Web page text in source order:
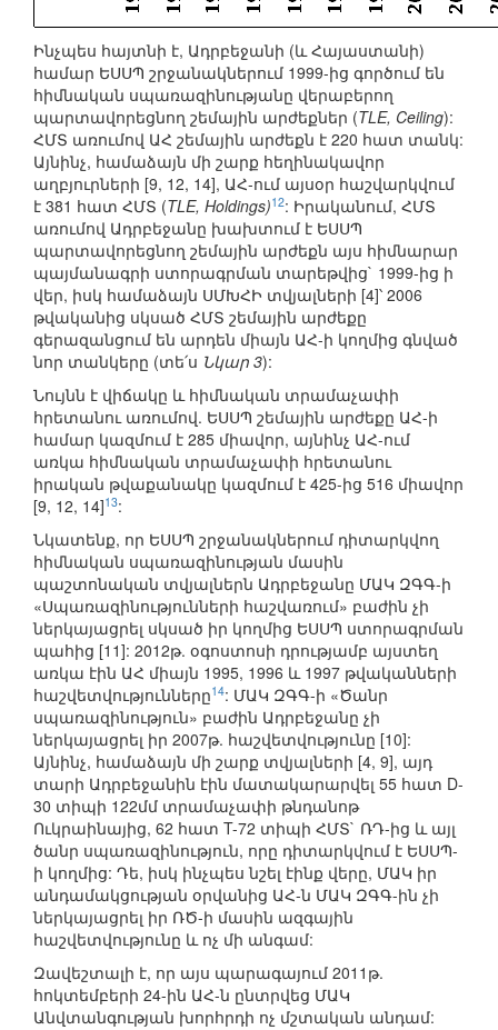
Ինչպես հայտնի է, Ադրբեջանի (և Հայաստանի)
համար ԵՍՍՊ շրջանակներում 1999-ից գործում են
հիմնական սպառազինությանը վերաբերող
պարտավորեցնող շեմային արժեքներ (TLE, Ceiling):
ՀՄՏ առումով ԱՀ շեմային արժեքն է 220 հատ տանկ:
Այնինչ, համաձայն մի շարք հեղինակավոր
աղբյուրների [9, 12, 14], ԱՀ-ում այսօր հաշվարկվում
է 381 հատ ՀՄՏ (TLE, Holdings)12: Իրականում, ՀՄՏ
առումով Ադրբեջանը խախտում է ԵՍՍՊ
պարտավորեցնող շեմային արժեքն այս հիմնարար
պայմանագրի ստորագրման տարեթվից` 1999-ից ի
վեր, իսկ համաձայն ՍՄԽՀԻ տվյալների [4]՝ 2006
թվականից սկսած ՀՄՏ շեմային արժեքը
գերազանցում են արդեն միայն ԱՀ-ի կողմից գնված
նոր տանկերը (տե՛ս Նկար 3):
Նույնն է վիճակը և հիմնական տրամաչափի
հրետանու առումով. ԵՍՍՊ շեմային արժեքը ԱՀ-ի
համար կազմում է 285 միավոր, այնինչ ԱՀ-ում
առկա հիմնական տրամաչափի հրետանու
իրական թվաքանակը կազմում է 425-ից 516 միավոր
[9, 12, 14]13:
Նկատենք, որ ԵՍՍՊ շրջանակներում դիտարկվող
հիմնական սպառազինության մասին
պաշտոնական տվյալներն Ադրբեջանը ՄԱԿ ԶԳԳ-ի
«Սպառազինությունների հաշվառում» բաժին չի
ներկայացրել սկսած իր կողմից ԵՍՍՊ ստորագրման
պահից [11]: 2012թ. օգոստոսի դրությամբ այստեղ
առկա էին ԱՀ միայն 1995, 1996 և 1997 թվականների
հաշվետվությունները14: ՄԱԿ ԶԳԳ-ի «Ծանր
սպառազինություն» բաժին Ադրբեջանը չի
ներկայացրել իր 2007թ. հաշվետվությունը [10]:
Այնինչ, համաձայն մի շարք տվյալների [4, 9], այդ
տարի Ադրբեջանին էին մատակարարվել 55 հատ D-
30 տիպի 122մմ տրամաչափի թնդանոթ
Ուկրաինայից, 62 հատ T-72 տիպի ՀՄՏ` ՌԴ-ից և այլ
ծանր սպառազինություն, որը դիտարկվում է ԵՍՍՊ-
ի կողմից: Դե, իսկ ինչպես նշել էինք վերը, ՄԱԿ իր
անդամակցության օրվանից ԱՀ-ն ՄԱԿ ԶԳԳ-ին չի
ներկայացրել իր ՌԾ-ի մասին ազգային
հաշվետվությունը և ոչ մի անգամ:
Զավեշտալի է, որ այս պարագայում 2011թ.
հոկտեմբերի 24-ին ԱՀ-ն ընտրվեց ՄԱԿ
Անվտանգության խորհրդի ոչ մշտական անդամ: